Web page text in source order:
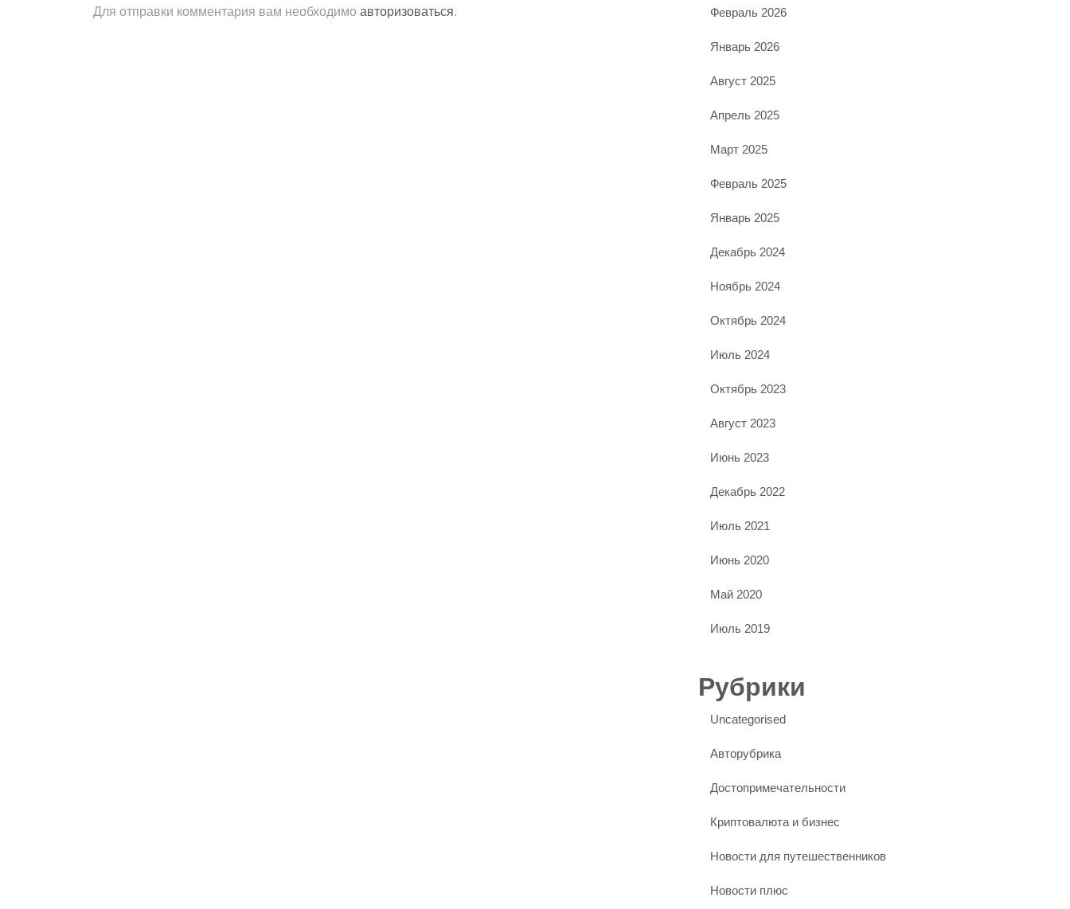
Для отправки комментария вам необходимо авторизоваться. Февраль 2026
Январь 2026
Август 2025
Апрель 2025
Март 2025
Февраль 2025
Январь 2025
Декабрь 2024
Ноябрь 2024
Октябрь 2024
Июль 2024
Октябрь 2023
Август 2023
Июнь 2023
Декабрь 2022
Июль 2021
Июнь 2020
Май 2020
Июль 2019
Рубрики
Uncategorised
Авторубрика
Достопримечательности
Криптовалюта и бизнес
Новости для путешественников
Новости плюс